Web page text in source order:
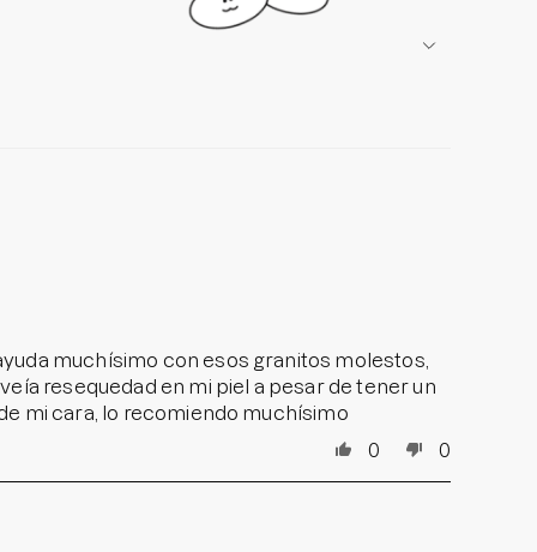
muchísimo con esos granitos molestos,
resequedad en mi piel a pesar de tener un
mi cara, lo recomiendo muchísimo
0
0